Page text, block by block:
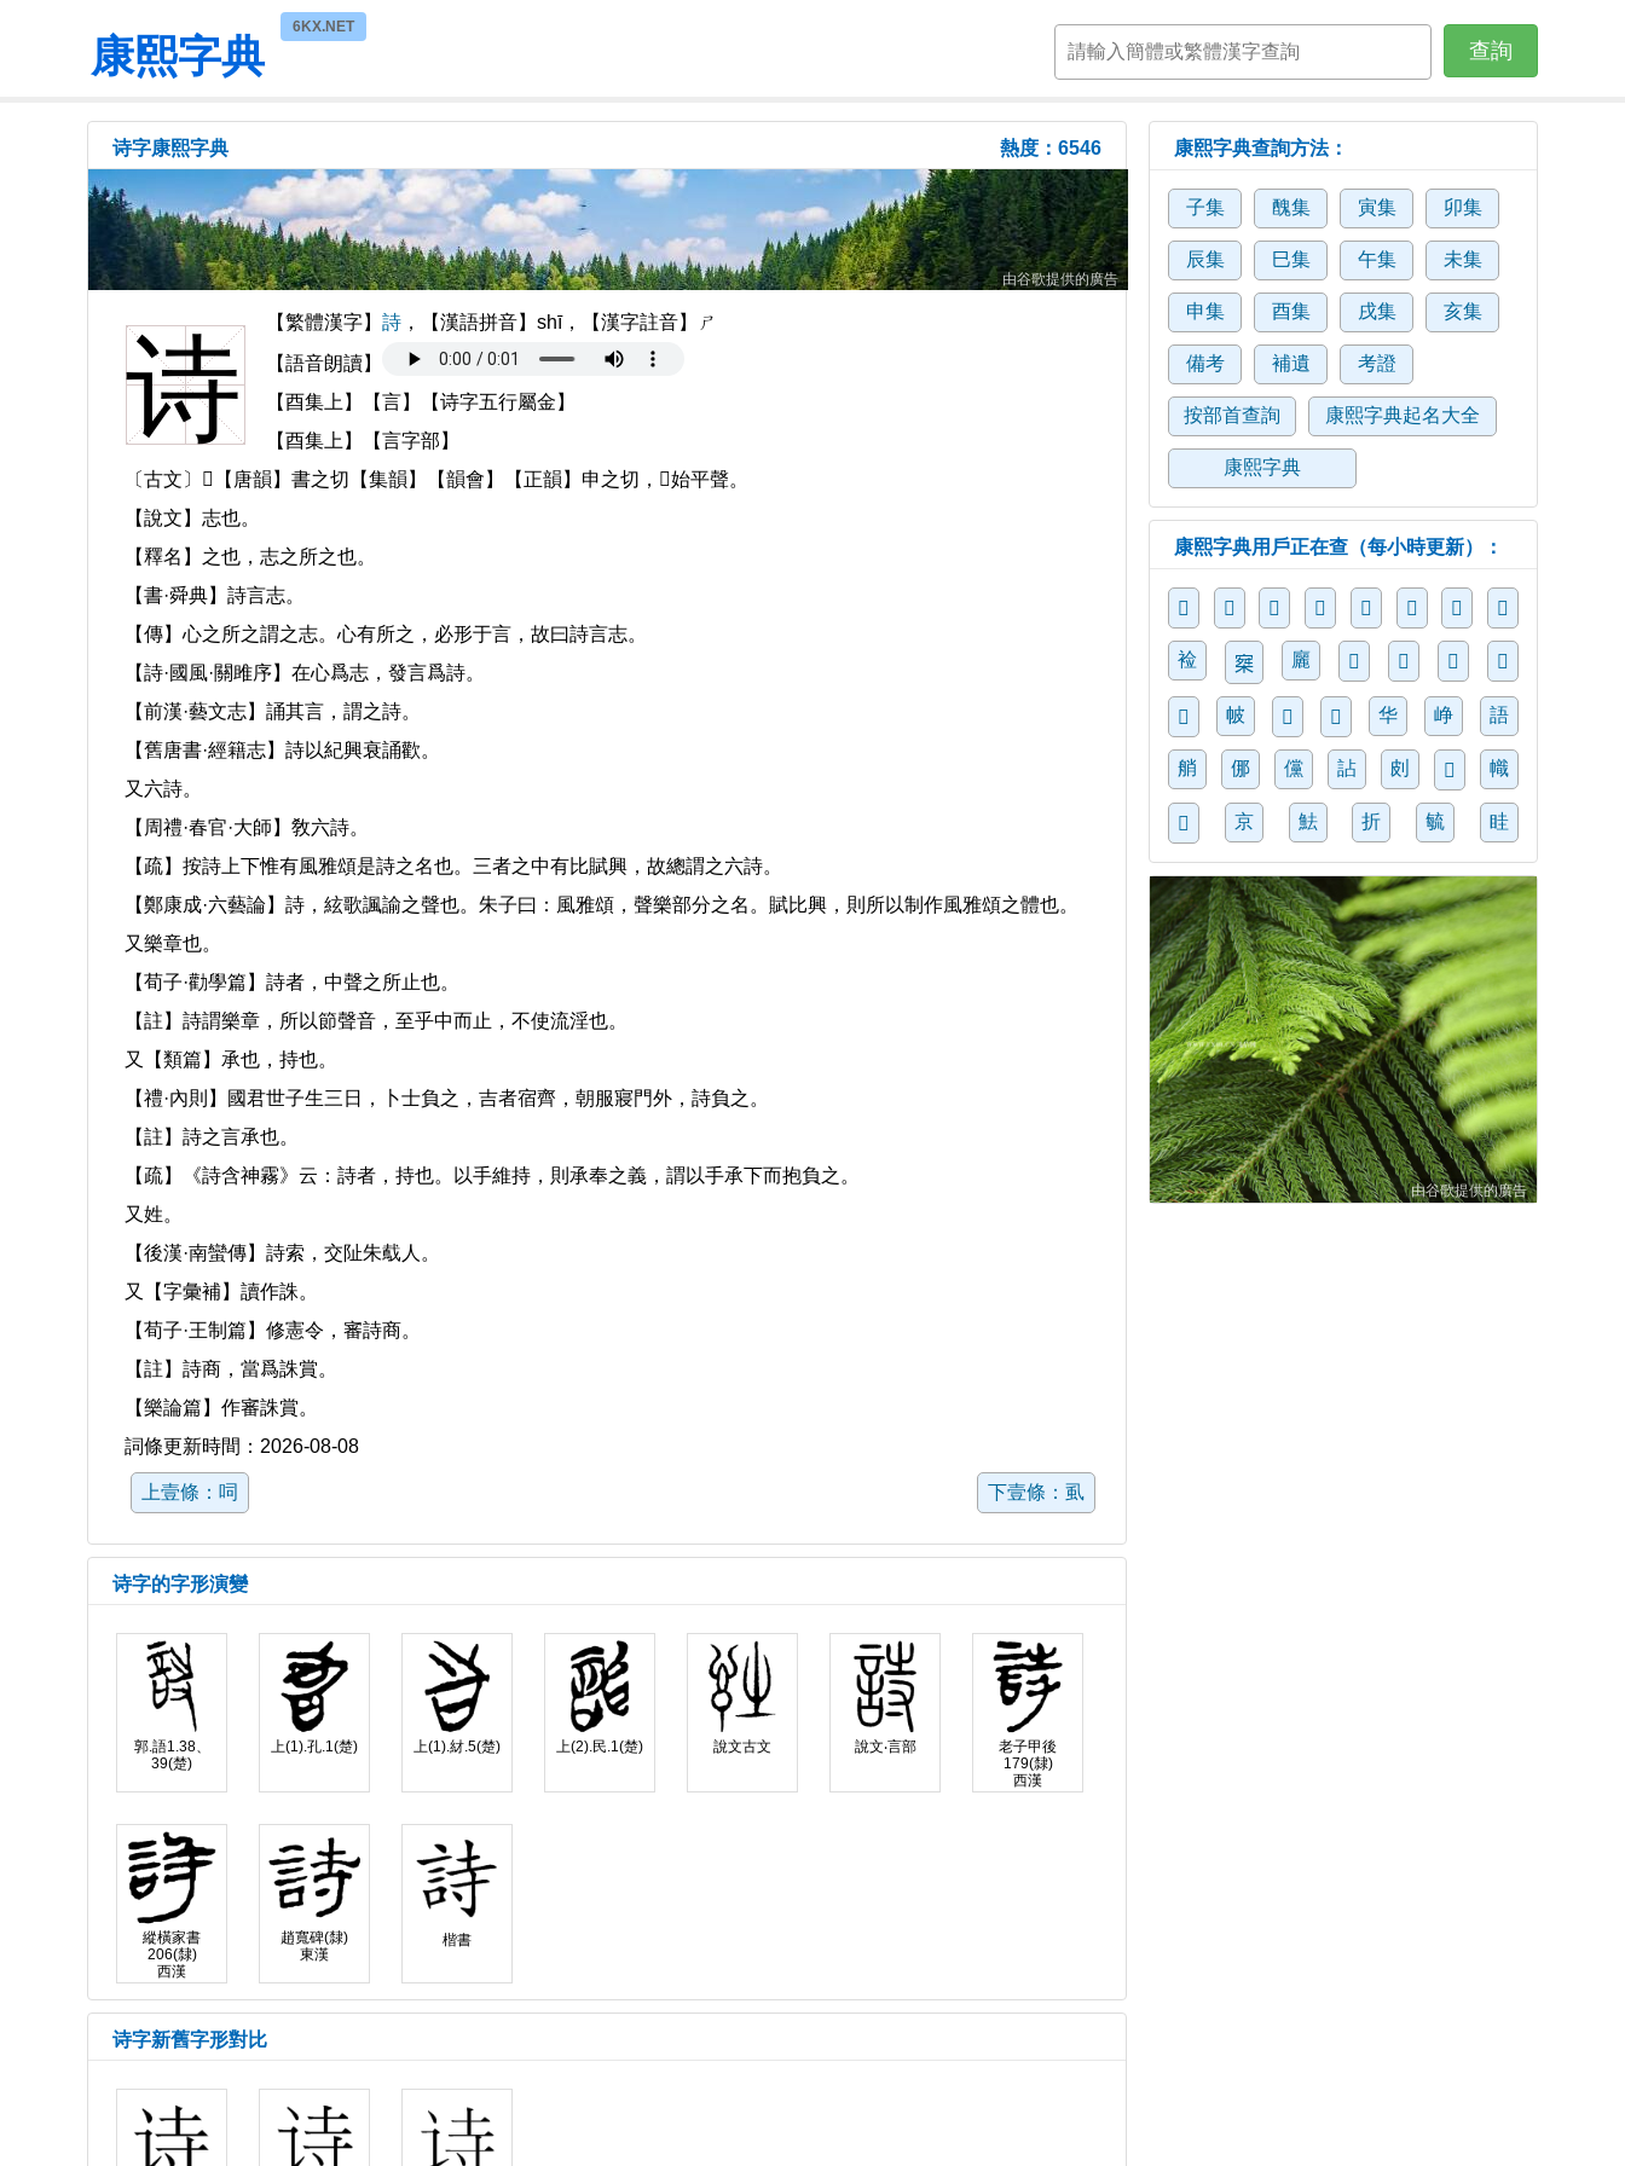
康熙字典
6KX.NET
查詢
诗字康熙字典 熱度：6546
由谷歌提供的廣告
诗
【繁體漢字】 詩 ，【漢語拼音】shī，【漢字註音】ㄕ
【語音朗讀】
【酉集上】【言】【诗字五行屬金】
【酉集上】【言字部】
〔古文〕𧥳【唐韻】書之切【集韻】【韻會】【正韻】申之切，𠀤始平聲。
【說文】志也。
【釋名】之也，志之所之也。
【書·舜典】詩言志。
【傳】心之所之謂之志。心有所之，必形于言，故曰詩言志。
【詩·國風·關雎序】在心爲志，發言爲詩。
【前漢·藝文志】誦其言，謂之詩。
【舊唐書·經籍志】詩以紀興衰誦歡。
又六詩。
【周禮·春官·大師】敎六詩。
【疏】按詩上下惟有風雅頌是詩之名也。三者之中有比賦興，故總謂之六詩。
【鄭康成·六藝論】詩，絃歌諷諭之聲也。朱子曰：風雅頌，聲樂部分之名。賦比興，則所以制作風雅頌之體也。
又樂章也。
【荀子·勸學篇】詩者，中聲之所止也。
【註】詩謂樂章，所以節聲音，至乎中而止，不使流淫也。
又【類篇】承也，持也。
【禮·內則】國君世子生三日，卜士負之，吉者宿齊，朝服寢門外，詩負之。
【註】詩之言承也。
【疏】《詩含神霧》云：詩者，持也。以手維持，則承奉之義，謂以手承下而抱負之。
又姓。
【後漢·南蠻傳】詩索，交阯朱䳒人。
又【字彙補】讀作誅。
【荀子·王制篇】修憲令，審詩商。
【註】詩商，當爲誅賞。
【樂論篇】作審誅賞。
詞條更新時間：2026-08-08
上壹條：呞 下壹條：虱
诗字的字形演變
郭.語1.38、
39(楚)
上(1).孔.1(楚) 上(1).䊷.5(楚) 上(2).民.1(楚) 說文古文 說文‧言部
老子甲後
179(隸)
西漢
縱橫家書
206(隸)
西漢
趙寬碑(隸)
東漢
楷書
诗字新舊字形對比
康熙字典查詢方法：
子集 醜集 寅集 卯集
辰集 巳集 午集 未集
申集 酉集 戌集 亥集
備考 補遺 考證
按部首查詢 康熙字典起名大全
康熙字典
康熙字典用戶正在查（每小時更新）：
𧖀 𡶎 𥼿 𣂕 𧒨 𦠏 𡝪 𨁳
裣 𡩣 廲 𢉟 𥉝 𧩈 𠗾
𠑍 帔 𦨍 𦶌 华 峥 語
艄 㑚 儻 詀 㓟 𢄤 幟
𦄒 京 魼 折 毓 眭
由谷歌提供的廣告